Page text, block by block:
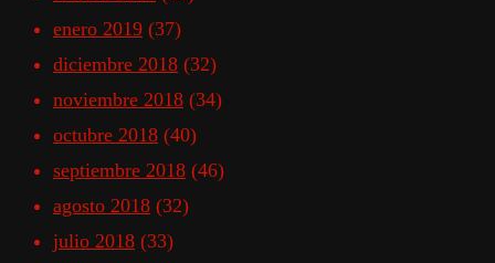
enero 2019 (37)
diciembre 2018 (32)
noviembre 2018 (34)
octubre 2018 (40)
septiembre 2018 (46)
agosto 2018 (32)
julio 2018 (33)